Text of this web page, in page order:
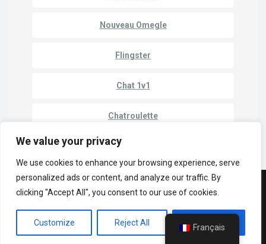
We value your privacy
We use cookies to enhance your browsing experience, serve
personalized ads or content, and analyze our traffic. By
clicking "Accept All", you consent to our use of cookies.
Customize Reject All Accept All
Nouveau Omegle
Flingster
Chat 1v1
Chatroulette
© Copyright 2023 | Cam Match - Discuter avec des étrangers en ligne
Politique de confidentialité
Conditions générales d'utilisation
Sites de chat
Français